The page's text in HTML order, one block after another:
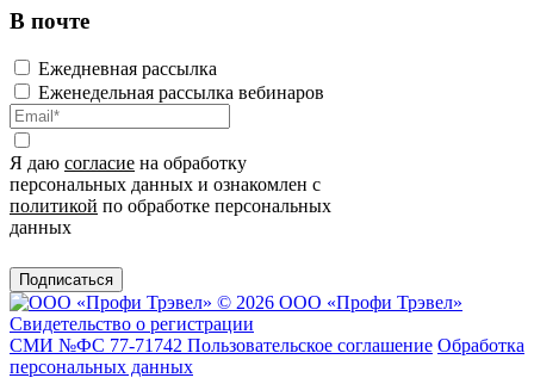
В почте
Ежедневная рассылка
Еженедельная рассылка вебинаров
Я даю согласие на обработку
персональных данных и ознакомлен с
политикой по обработке персональных
данных
Подписаться
© 2026 ООО «Профи Трэвeл»
Свидетельство о регистрации
СМИ №ФС 77-71742 Пользовательское соглашение Обработка
персональных данных